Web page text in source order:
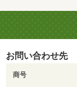
お問い合わせ先
商号